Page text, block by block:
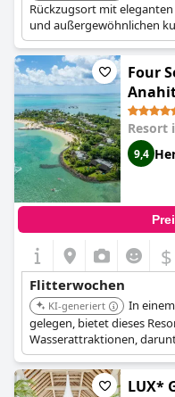
Rückzugsort mit
und außergewöhnlichen
renommierten Köchen
Fokus auf
Hochzeitsreisende, die
Four
Resort
9,4
$
Flitterwochen
KI-generiert
In
gelegen, bietet dieses
Wasserattraktionen,
Paare können sich in Spa-
verwöhnen lassen und
Kerzenschein am Quiet
LUX*